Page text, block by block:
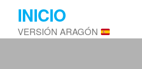
Saltar
contenido
INICIO
VERSIÓN ARAGÓN